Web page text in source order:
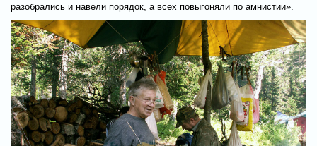
разобрались и навели порядок, а всех повыгоняли по амнистии».